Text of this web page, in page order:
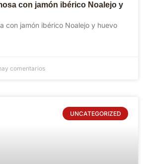
con jamón ibérico Noalejo y
con jamón ibérico Noalejo y huevo
comentarios
UNCATEGORIZED